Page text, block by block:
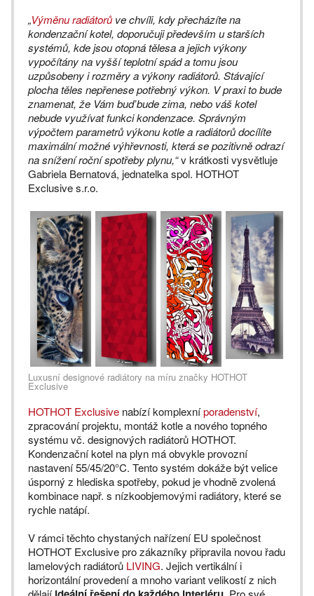
„Výměnu radiátorůve chvíli, kdy přecházíte na
kondenzační kotel, doporučuji především u starších
systémů, kde jsou otopná tělesa a jejich výkony
vypočítány na vyšší teplotní spád a tomu jsou
uzpůsobeny i rozměry a výkony radiátorů. Stávající
plocha těles nepřenese potřebný výkon. V praxi to bude
znamenat, že Vám buď bude zima, nebo váš kotel
nebude využívat funkci kondenzace. Správným
výpočtem parametrů výkonu kotle a radiátorů docílíte
maximální možné výhřevnosti, která se pozitivně odrazí
na snížení roční spotřeby plynu,“v krátkosti vysvětluje
Gabriela Bernatová, jednatelka spol. HOTHOT
Exclusive s.r.o.
Luxusní designové radiátory na míru značky HOTHOT
Exclusive
HOTHOT Exclusive nabízí komplexníporadenství,
zpracování projektu, montáž kotle a nového topného
systému vč. designových radiátorů HOTHOT.
Kondenzační kotel na plyn má obvykle provozní
nastavení 55/45/20°C. Tento systém dokáže být velice
úsporný z hlediska spotřeby, pokud je vhodně zvolená
kombinace např. s nízkoobjemovými radiátory, které se
rychle natápí.
V rámci těchto chystaných nařízení EU společnost
HOTHOT Exclusive pro zákazníky připravila novou řadu
lamelových radiátorů LIVING. Jejich vertikální i
horizontální provedení a mnoho variant velikostí z nich